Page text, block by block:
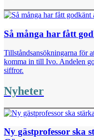
Så många har fått
Tillståndsansökningarna för
komma in till Ivo. Andelen
siffror.
Nyheter
Ny gästprofessor ska